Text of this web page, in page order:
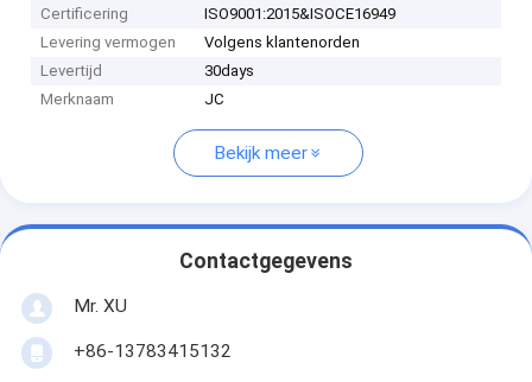
Certificering
ISO9001:2015&ISOCE16949
Levering vermogen
Volgens klantenorden
Levertijd
30days
Merknaam
JC
Bekijk meer
Contactgegevens
Mr. XU
+86-13783415132